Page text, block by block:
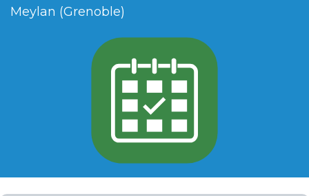
Meylan (Grenoble)